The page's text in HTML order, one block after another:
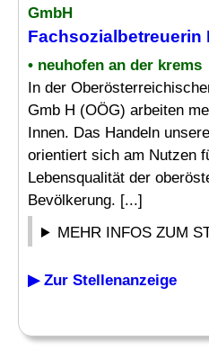
GmbH
Fachsozialbetreuerin
• neuhofen an der krems
In der
Gmb H (OÖG) arbeiten
Innen. Das Handeln
orientiert sich am Nutzen
Lebensqualität der
Bevölkerung. [...]
MEHR INFOS ZUM
▶ Zur Stellenanzeige